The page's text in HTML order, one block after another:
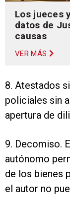
Los jueces
datos de
causas
VER MÁS
8. Atestados
policiales sin
apertura de
9. Decomiso.
autónomo
de los bienes
el autor no